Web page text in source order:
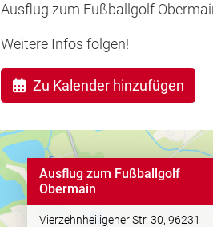
Ausflug zum Fußballgolf
Weitere Infos folgen!
Zu Kalender hinzufügen
Ausflug zum Fußballgolf
Obermain
Vierzehnheiligener Str. 30, 96231